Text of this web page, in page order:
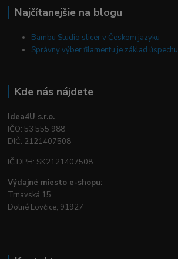
Najčítanejšie na blogu
Bambu Studio slicer v Českom jazyku
Správny výber filamentu je základ úspechu
Kde nás nájdete
Idea4U s.r.o.
IČO: 53 555 988
DIČ: 2121407508
IČ DPH: SK2121407508
Výdajné miesto e-shopu:
Trnavská 15
Dolné Lovčice, 91927